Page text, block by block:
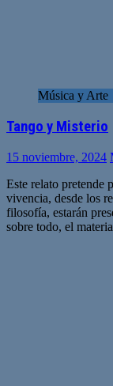
Música y Arte
Tango y Misterio
15 noviembre, 2024
Este relato pretende
vivencia, desde los
filosofía, estarán
sobre todo, el